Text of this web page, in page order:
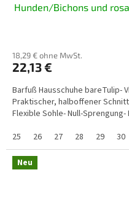
Hunden/Bichons und
18,29 € ohne MwSt.
22,13 €
Barfuß Hausschuhe bareTulip-
Praktischer, halboffener
Flexible Sohle- Null-
25
26 27 28 29 30
Neu